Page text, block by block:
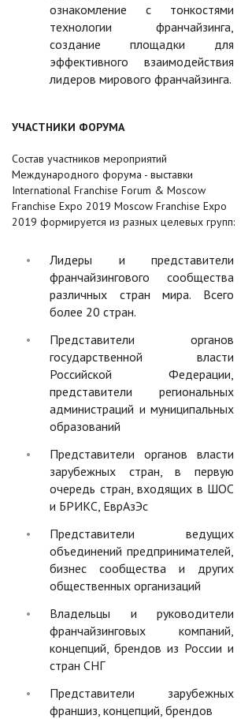
ознакомление с тонкостями
технологии франчайзинга,
создание площадки для
эффективного взаимодействия
лидеров мирового франчайзинга.
УЧАСТНИКИ ФОРУМА
Состав участников мероприятий
Международного форума - выставки
International Franchise Forum & Moscow
Franchise Expo 2019 Moscow Franchise Expo
2019 формируется из разных целевых групп:
Лидеры и представители
франчайзингового сообщества
различных стран мира. Всего
более 20 стран.
Представители органов
государственной власти
Российской Федерации,
представители региональных
администраций и муниципальных
образований
Представители органов власти
зарубежных стран, в первую
очередь стран, входящих в ШОС
и БРИКС, ЕврАзЭс
Представители ведущих
объединений предпринимателей,
бизнес сообщества и других
общественных организаций
Владельцы и руководители
франчайзинговых компаний,
концепций, брендов из России и
стран СНГ
Представители зарубежных
франшиз, концепций, брендов